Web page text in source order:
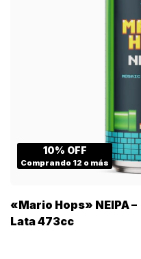
10% OFF
Comprando 12 o más
«Mario Hops» NEIPA –
Lata 473cc